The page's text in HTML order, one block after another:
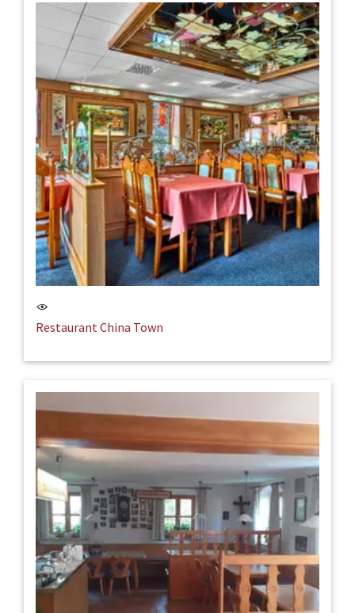
Restaurant China Town